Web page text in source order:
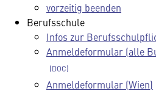
vorzeitig beenden
Berufsschule
Infos zur
Anmeldeformular (alle
Anmeldeformular (Wien)